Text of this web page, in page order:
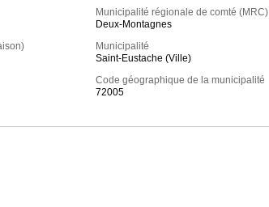
Municipalité régionale de comté (MRC)
Deux-Montagnes
Municipalité
Saint-Eustache (Ville)
Code géographique de la municipalité
72005